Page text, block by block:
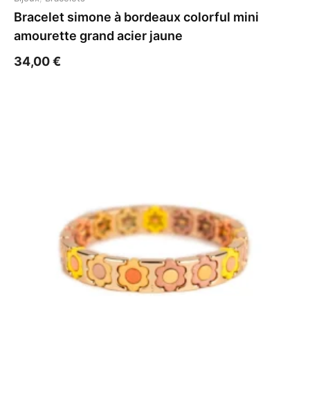
Bracelet simone à bordeaux colorful mini
amourette grand acier jaune
34,00€